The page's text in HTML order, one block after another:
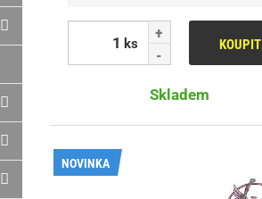
ks KOUPIT
Skladem
NOVINKA